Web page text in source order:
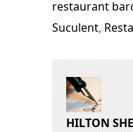
restaurant
Suculent,
HILTON